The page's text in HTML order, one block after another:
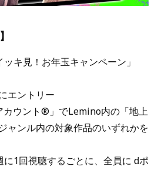
キ見！お年玉キャンペーン」
エントリー
ウント®」でLemino内の「地上
ャンル内の対象作品のいずれかを
1回視聴するごとに、全員に dポ